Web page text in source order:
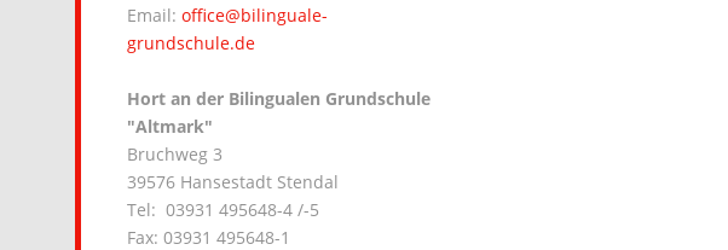
Email: office@bilinguale-
grundschule.de
Hort an der Bilingualen Grundschule
"Altmark"
Bruchweg 3
39576 Hansestadt Stendal
Tel: 03931 495648-4 /-5
Fax: 03931 495648-1